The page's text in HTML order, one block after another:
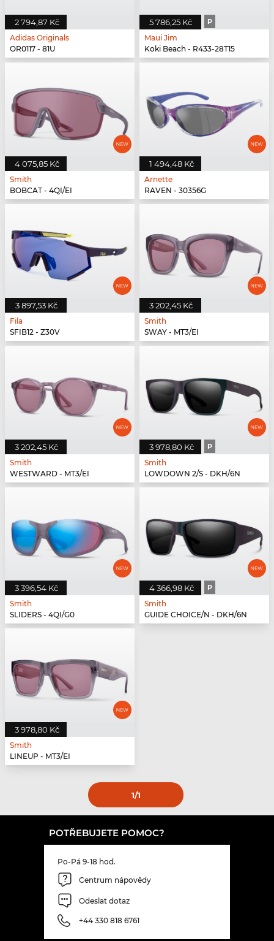
2 794,87 Kč
Adidas Originals
OR0117 - 81U
5 786,25 Kč P
Maui Jim
Koki Beach - R433-28T15
4 075,85 Kč
Smith
BOBCAT - 4QI/EI
1 494,48 Kč
Arnette
RAVEN - 30356G
3 897,53 Kč
Fila
SFIB12 - Z30V
3 202,45 Kč
Smith
SWAY - MT3/EI
3 202,45 Kč
Smith
WESTWARD - MT3/EI
3 978,80 Kč P
Smith
LOWDOWN 2/S - DKH/6N
3 396,54 Kč
Smith
SLIDERS - 4QI/G0
4 366,98 Kč P
Smith
GUIDE CHOICE/N - DKH/6N
3 978,80 Kč
Smith
LINEUP - MT3/EI
1/1
POTŘEBUJETE POMOC?
Po-Pá 9-18 hod.
Centrum nápovědy
Odeslat dotaz
+44 330 818 6761